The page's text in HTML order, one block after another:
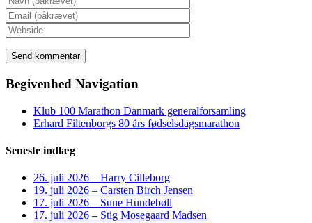
Begivenhed Navigation
Klub 100 Marathon Danmark generalforsamling
Erhard Filtenborgs 80 års fødselsdagsmarathon
Seneste indlæg
26. juli 2026 – Harry Cilleborg
19. juli 2026 – Carsten Birch Jensen
17. juli 2026 – Sune Hundebøll
17. juli 2026 – Stig Mosegaard Madsen